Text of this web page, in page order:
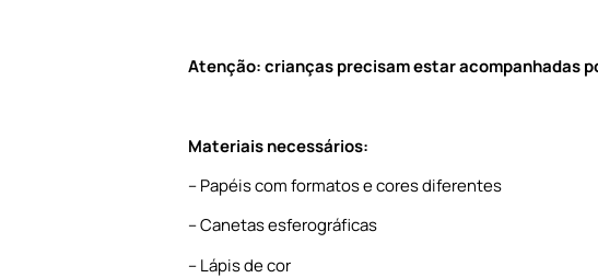
Atenção: crianças precisam estar acompanhadas
Materiais necessários:
– Papéis com formatos e cores diferentes
– Canetas esferográficas
– Lápis de cor